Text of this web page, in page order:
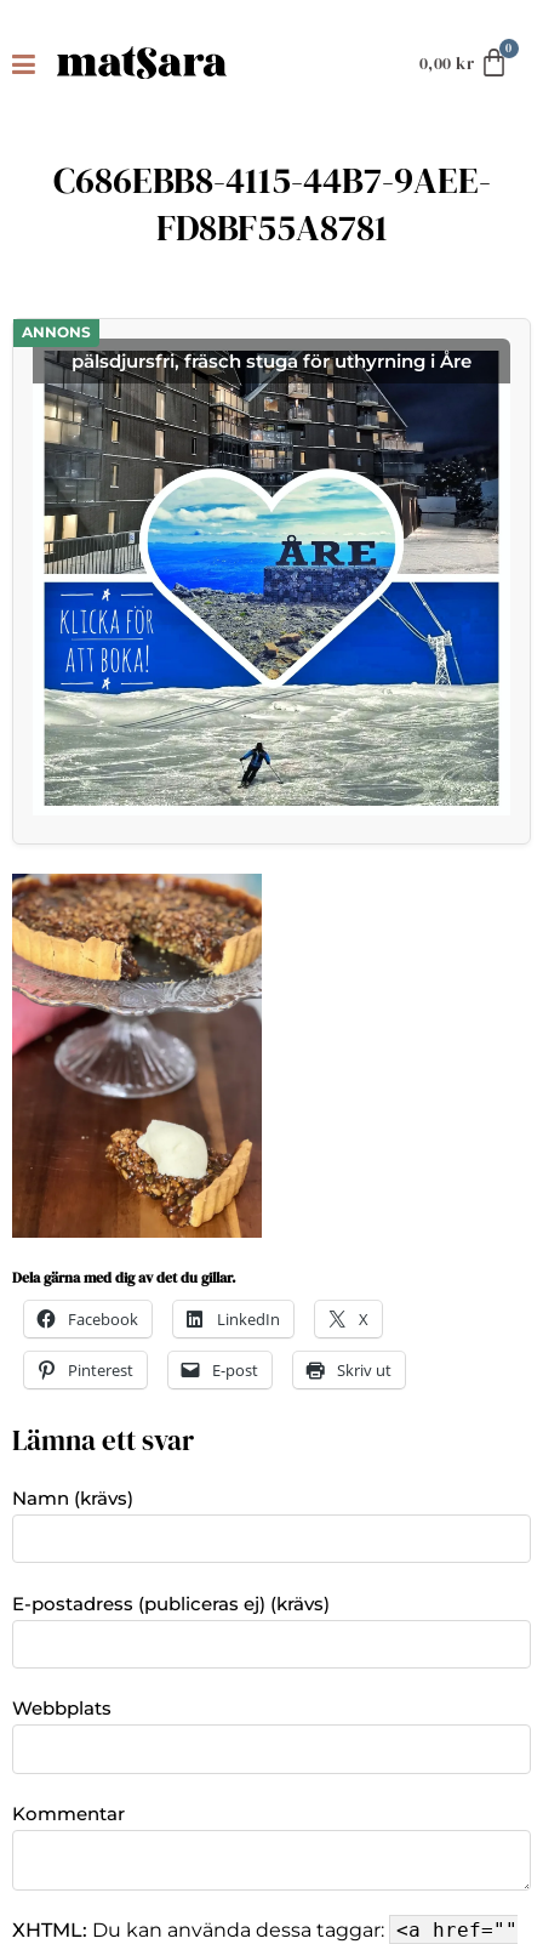
0,00 kr
C686EBB8-4115-44B7-9AEE-
FD8BF55A8781
ANNONS
pälsdjursfri, fräsch stuga för uthyrning i Åre
Dela gärna med dig av det du gillar.
Facebook LinkedIn X
Pinterest E-post Skriv ut
Lämna ett svar
Namn (krävs)
E-postadress (publiceras ej) (krävs)
Webbplats
Kommentar
XHTML: Du kan använda dessa taggar: <a href=""